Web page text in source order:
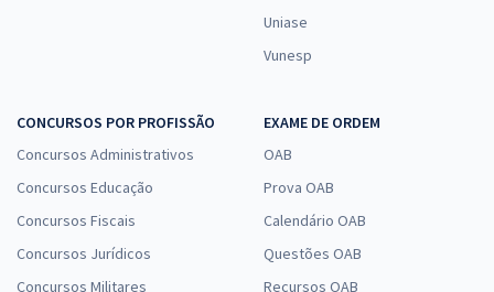
Uniase
Vunesp
CONCURSOS POR PROFISSÃO
Concursos Administrativos
Concursos Educação
Concursos Fiscais
Concursos Jurídicos
Concursos Militares
EXAME DE ORDEM
OAB
Prova OAB
Calendário OAB
Questões OAB
Recursos OAB